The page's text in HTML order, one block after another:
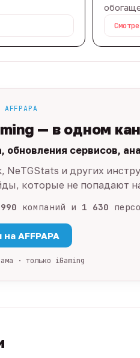
— в одном
обновления сервисов,
NeTGStats и других
которые не попадают
компаний и 1 630
AFFPAPA
· только iGaming